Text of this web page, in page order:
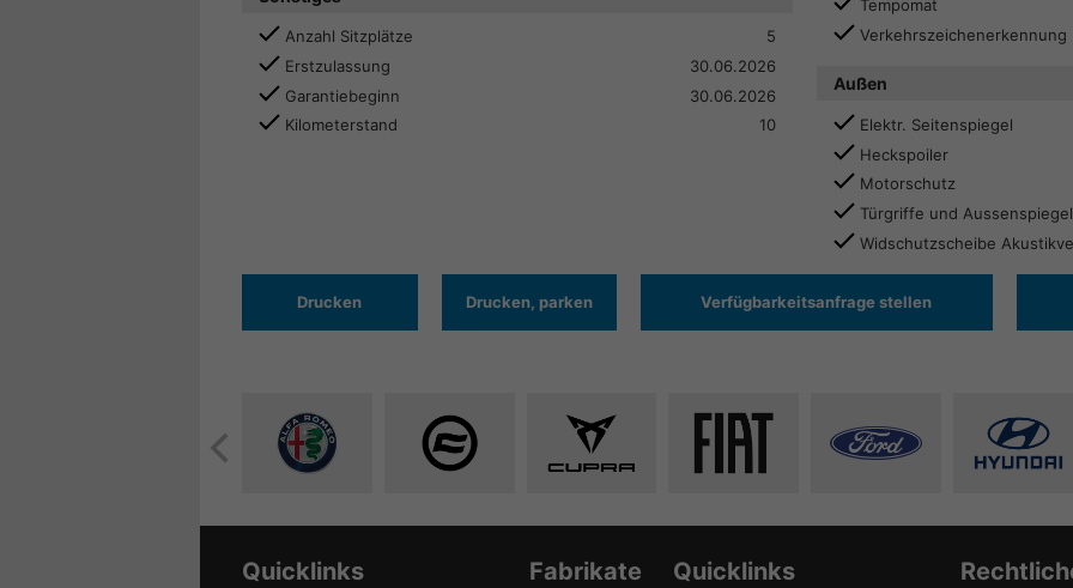
Anzahl Sitzplätze
5
Erstzulassung
30.06.2026
Garantiebeginn
30.06.2026
Kilometerstand
10
Tempomat
Verkehrszeichenerkennung
Außen
Elektr. Seitenspiegel
Heckspoiler
Motorschutz
Türgriffe und
Widschutzscheibe
Drucken Verfügbarkeitsanfrage stellen
Drucken, parken
Alle
Romeo
Alle
Alle
anzeigen
anzeigen
Alle
Alle
Quicklinks Fabrikate Quicklinks